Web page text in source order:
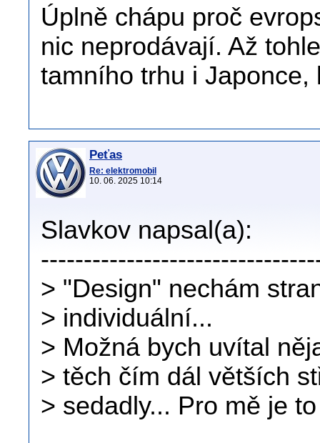
Úplně chápu proč
nic neprodávají. Až
tamního trhu i
Peťas
Re: elektromobil
10. 06. 2025 10:14
Slavkov napsal(a):
> "Design" nechám
> individuální...
> Možná bych uvítal
> těch čím dál větších
> sedadly... Pro mě je